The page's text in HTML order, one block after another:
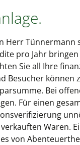
Tünnermann
pro Jahr
Sie all Ihre
können
Bei
Für einen
Waren.
von